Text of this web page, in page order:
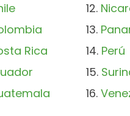
Rica
Perú